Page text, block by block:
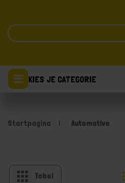
KIES JE CATEGORIE
Startpagina Automotive
Tabel